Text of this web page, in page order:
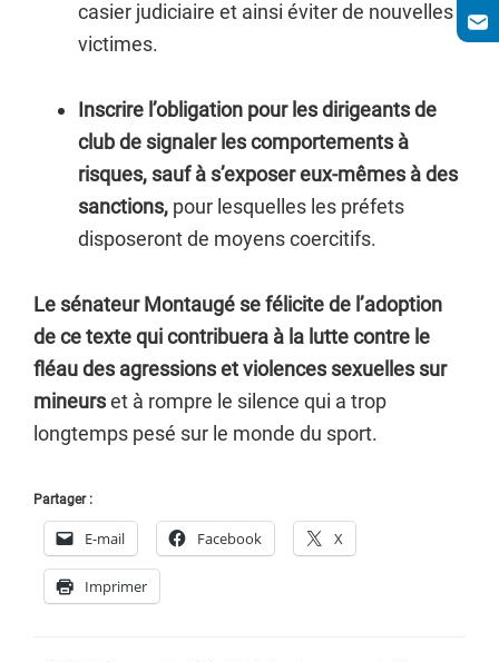
casier judiciaire et ainsi éviter de nouvelles
victimes.
Inscrire l’obligation pour les dirigeants de
club de signaler les comportements à
risques, sauf à s’exposer eux-mêmes à des
sanctions, pour lesquelles les préfets
disposeront de moyens coercitifs.
Le sénateur Montaugé se félicite de l’adoption
de ce texte qui contribuera à la lutte contre le
fléau des agressions et violences sexuelles sur
mineurset à rompre le silence qui a trop
longtemps pesé sur le monde du sport.
Partager :
E-mail Facebook X
Imprimer